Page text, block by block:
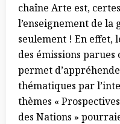
chaîne Arte est,
l’enseignement de la
seulement ! En effet,
des émissions parues
permet
thématiques par
thèmes «
des Nations »